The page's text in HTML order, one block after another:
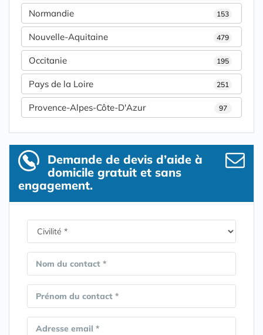
Normandie 153
Nouvelle-Aquitaine 479
Occitanie 195
Pays de la Loire 251
Provence-Alpes-Côte-D'Azur 97
Demande de devis d’aide à
domicile gratuit et sans
engagement.
Nom du contact *
Prénom du contact *
Adresse email *